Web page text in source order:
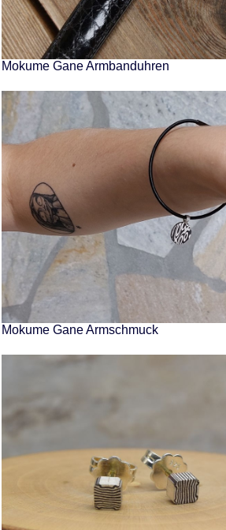
Mokume Gane Armbanduhren
Mokume Gane Armschmuck